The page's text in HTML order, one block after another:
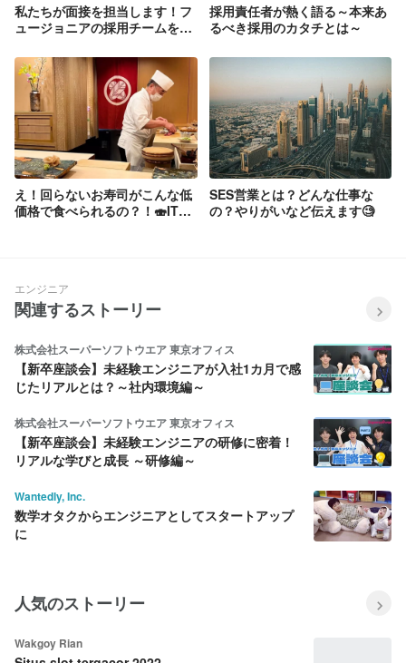
私たちが面接を担当します！フ
ュージョニアの採用チームを紹
採用責任者が熱く語る～本来あ
るべき採用のカタチとは～
え！回らないお寿司がこんな低
価格で食べられるの？！🍣IT健
SES営業とは？どんな仕事な
の？やりがいなど伝えます🧐
エンジニア
関連するストーリー
株式会社スーパーソフトウエア 東京オフィス
【新卒座談会】未経験エンジニアが入社1カ月で感
じたリアルとは？～社内環境編～
株式会社スーパーソフトウエア 東京オフィス
【新卒座談会】未経験エンジニアの研修に密着！
リアルな学びと成長 ～研修編～
Wantedly, Inc.
数学オタクからエンジニアとしてスタートアップ
に
人気のストーリー
Wakgoy Rian